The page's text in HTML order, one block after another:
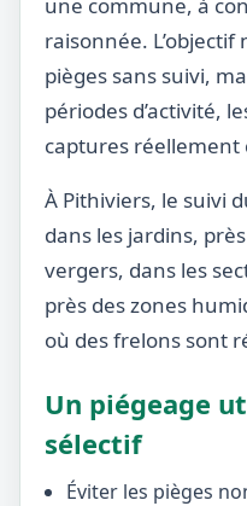
raisonnée. L’objectif
pièges sans suivi,
périodes d’activité,
captures réellement
À Pithiviers, le suivi
dans les jardins,
vergers, dans les
près des zones
où des frelons sont
Un piégeage
sélectif
Éviter les pièges